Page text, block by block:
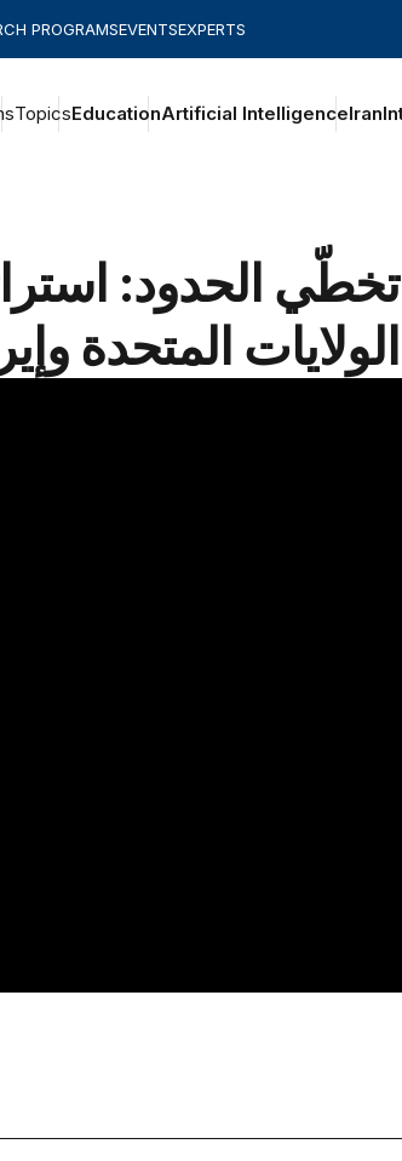
EXPERTS
EVENTS
PROGRAMS
Iran
Artificial Intelligence
Education
Topics
تخطّي الحدود:
الولايات المتحدة